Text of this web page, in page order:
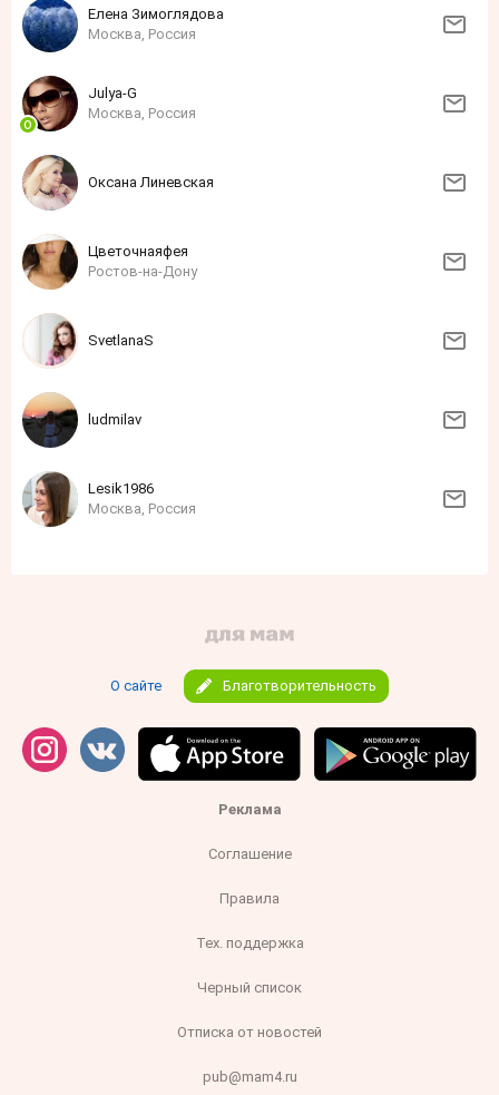
Елена Зимоглядова
Москва, Россия
Julya-G
Москва, Россия
Оксана Линевская
Цветочнаяфея
Ростов-на-Дону
SvetlanaS
ludmilav
Lesik1986
Москва, Россия
О сайте Благотворительность
Реклама
Соглашение
Правила
Тех. поддержка
Черный список
Отписка от новостей
pub@mam4.ru